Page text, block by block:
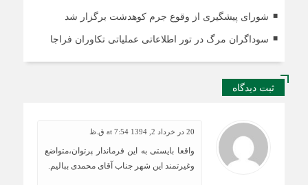
شورای پیشگیری از وقوع جرم کوهدشت برگزار شد
سوداگران مرگ در تور اطلاعاتی عملیاتی تکاوران فراجا
ثبت دیدگاه
20 در خرداد 2, 1394 at 7:54 ق.ظ
واقعا بایستی به این فرماندار پرتوان،متواضع
وغیرتمند این شهر جناب آقای محمدی ببالیم.